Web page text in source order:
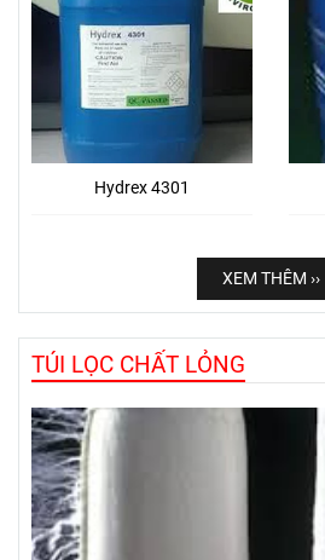
Hydrex 4301
XEM THÊM ››
TÚI LỌC CHẤT LỎNG